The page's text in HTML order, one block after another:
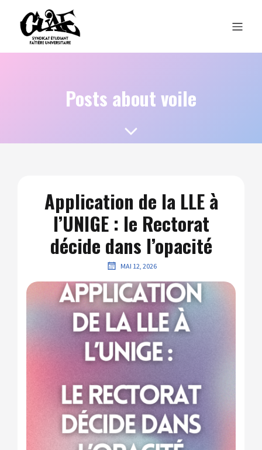
Posts about voile
Application de la LLE à
l’UNIGE : le Rectorat
décide dans l’opacité
MAI 12, 2026